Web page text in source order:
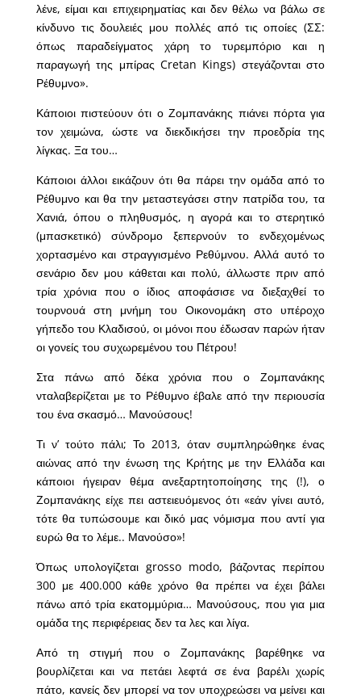
λένε, είμαι και επιχειρηματίας και δεν θέλω να βάλω σε
κίνδυνο τις δουλειές μου πολλές από τις οποίες (ΣΣ:
όπως παραδείγματος χάρη το τυρεμπόριο και η
παραγωγή της μπίρας Cretan Kings) στεγάζονται στο
Ρέθυμνο».
Κάποιοι πιστεύουν ότι ο Ζομπανάκης πιάνει πόρτα για
τον χειμώνα, ώστε να διεκδικήσει την προεδρία της
λίγκας. Ξα του…
Κάποιοι άλλοι εικάζουν ότι θα πάρει την ομάδα από το
Ρέθυμνο και θα την μεταστεγάσει στην πατρίδα του, τα
Χανιά, όπου ο πληθυσμός, η αγορά και το στερητικό
(μπασκετικό) σύνδρομο ξεπερνούν το ενδεχομένως
χορτασμένο και στραγγισμένο Ρεθύμνου. Αλλά αυτό το
σενάριο δεν μου κάθεται και πολύ, άλλωστε πριν από
τρία χρόνια που ο ίδιος αποφάσισε να διεξαχθεί το
τουρνουά στη μνήμη του Οικονομάκη στο υπέροχο
γήπεδο του Κλαδισού, οι μόνοι που έδωσαν παρών ήταν
οι γονείς του συχωρεμένου του Πέτρου!
Στα πάνω από δέκα χρόνια που ο Ζομπανάκης
νταλαβερίζεται με το Ρέθυμνο έβαλε από την περιουσία
του ένα σκασμό… Μανούσους!
Τι ν’ τούτο πάλι; Το 2013, όταν συμπληρώθηκε ένας
αιώνας από την ένωση της Κρήτης με την Ελλάδα και
κάποιοι ήγειραν θέμα ανεξαρτητοποίησης της (!), ο
Ζομπανάκης είχε πει αστειευόμενος ότι «εάν γίνει αυτό,
τότε θα τυπώσουμε και δικό μας νόμισμα που αντί για
ευρώ θα το λέμε.. Μανούσο»!
Όπως υπολογίζεται grosso modo, βάζοντας περίπου
300 με 400.000 κάθε χρόνο θα πρέπει να έχει βάλει
πάνω από τρία εκατομμύρια… Μανούσους, που για μια
ομάδα της περιφέρειας δεν τα λες και λίγα.
Από τη στιγμή που ο Ζομπανάκης βαρέθηκε να
βουρλίζεται και να πετάει λεφτά σε ένα βαρέλι χωρίς
πάτο, κανείς δεν μπορεί να τον υποχρεώσει να μείνει και